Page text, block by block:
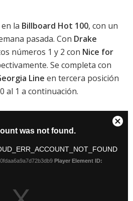
la Billboard Hot 100, con un
pasada. Con Drake
números 1 y 2 con Nice for
Se completa con
Line en tercera posición
al 1 a continuación.